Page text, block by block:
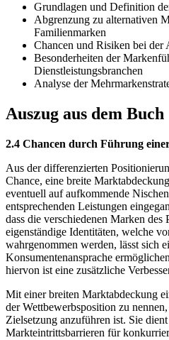
Grundlagen und Definition
Abgrenzung zu alternativen
Familienmarken
Chancen und Risiken bei der
Besonderheiten der
Dienstleistungsbranchen
Analyse der
Auszug aus dem Buch
2.4 Chancen durch Führung
Aus der differenzierten
Chance, eine breite
eventuell auf aufkommende
entsprechenden Leistungen
dass die verschiedenen Marken
eigenständige Identitäten, welche
wahrgenommen werden, lässt sich
Konsumentenansprache
hiervon ist eine zusätzliche
Mit einer breiten Marktabdeckung
der Wettbewerbsposition zu
Zielsetzung anzuführen ist. Sie
Markteintrittsbarrieren für